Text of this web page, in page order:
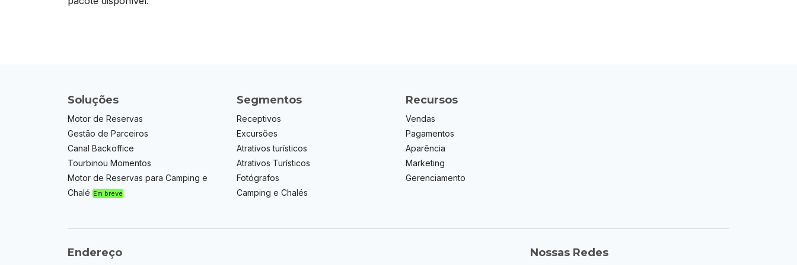
Soluções
Motor de Reservas
Gestão de Parceiros
Canal Backoffice
Tourbinou Momentos
Motor de Reservas para Camping e
Chalé Em breve
Segmentos
Receptivos
Excursões
Atrativos turísticos
Atrativos Turísticos
Fotógrafos
Camping e Chalés
Recursos
Vendas
Pagamentos
Aparência
Marketing
Gerenciamento
Endereço Nossas Redes